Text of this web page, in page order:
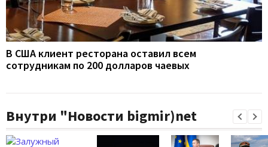
В США клиент ресторана оставил всем
сотрудникам по 200 долларов чаевых
Внутри "Новости bigmir)net